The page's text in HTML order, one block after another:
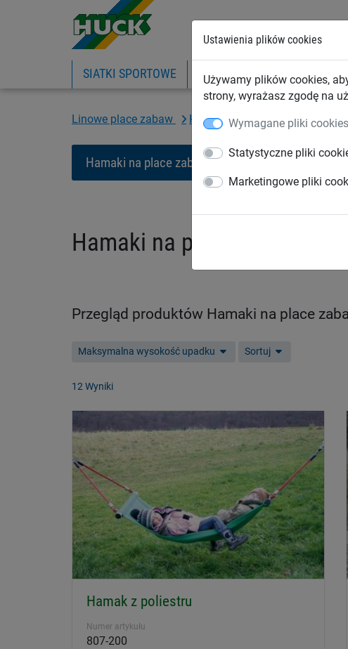
Ustawienia plików cookies
Używamy plików cookies,
strony, wyrażasz zgodę na
Wymagane pliki cookies
Statystyczne pliki
Marketingowe pliki
SIATKI SPORTOWE PIŁKOCHWYTY SIATKI
Linowe place zabaw Hamaki i wyciągi linowe
Hamaki na place zabaw Wyciągi linowe
Hamaki na place zabaw
Przegląd produktów Hamaki na place
Maksymalna wysokość upadku Sortuj
12 Wyniki
Hamak z poliestru
Numer artykułu
807-200